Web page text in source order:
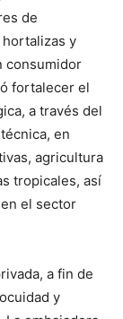
de
y
consumidor
fortalecer el
a través del
en
agricultura
tropicales, así
el sector
a fin de
y